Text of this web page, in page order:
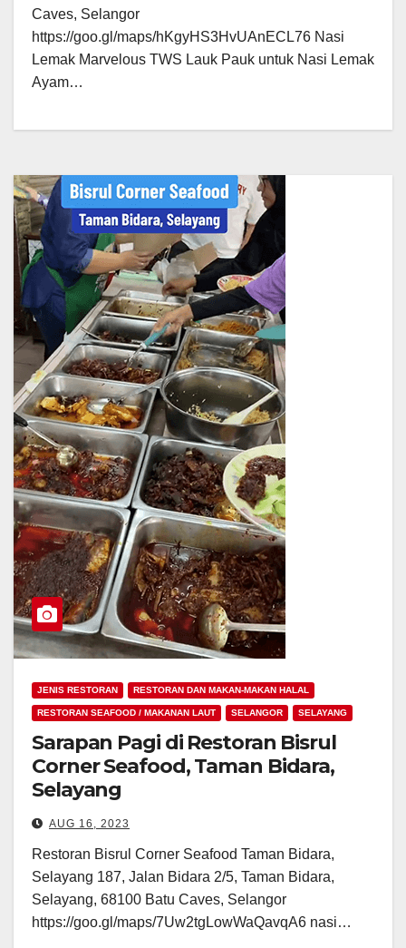
Caves, Selangor
https://goo.gl/maps/hKgyHS3HvUAnECL76 Nasi
Lemak Marvelous TWS Lauk Pauk untuk Nasi Lemak
Ayam…
JENIS RESTORAN RESTORAN DAN MAKAN-MAKAN HALAL
RESTORAN SEAFOOD / MAKANAN LAUT SELANGOR SELAYANG
Sarapan Pagi di Restoran Bisrul
Corner Seafood, Taman Bidara,
Selayang
AUG 16, 2023
Restoran Bisrul Corner Seafood Taman Bidara,
Selayang 187, Jalan Bidara 2/5, Taman Bidara,
Selayang, 68100 Batu Caves, Selangor
https://goo.gl/maps/7Uw2tgLowWaQavqA6 nasi…